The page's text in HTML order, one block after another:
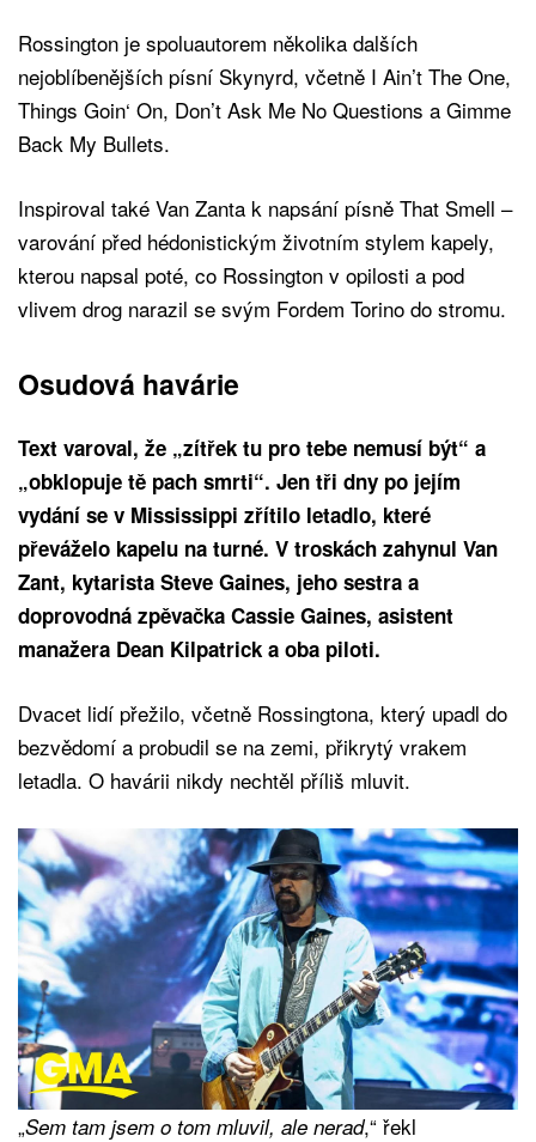
Rossington je spoluautorem několika dalších
nejoblíbenějších písní Skynyrd, včetně I Ain’t The One,
Things Goin‘ On, Don’t Ask Me No Questions a Gimme
Back My Bullets.
Inspiroval také Van Zanta k napsání písně That Smell –
varování před hédonistickým životním stylem kapely,
kterou napsal poté, co Rossington v opilosti a pod
vlivem drog narazil se svým Fordem Torino do stromu.
Osudová havárie
Text varoval, že „zítřek tu pro tebe nemusí být“ a
„obklopuje tě pach smrti“. Jen tři dny po jejím
vydání se v Mississippi zřítilo letadlo, které
převáželo kapelu na turné. V troskách zahynul Van
Zant, kytarista Steve Gaines, jeho sestra a
doprovodná zpěvačka Cassie Gaines, asistent
manažera Dean Kilpatrick a oba piloti.
Dvacet lidí přežilo, včetně Rossingtona, který upadl do
bezvědomí a probudil se na zemi, přikrytý vrakem
letadla. O havárii nikdy nechtěl příliš mluvit.
„Sem tam jsem o tom mluvil, ale nerad,“ řekl